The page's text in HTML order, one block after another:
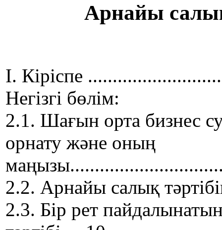
Арнайы
I. Кіріспе
Негізгі бөлім:
2.1. Шағын орта бизнес
орнату және оның
2.2. Арнайы салық
2.3. Бір рет